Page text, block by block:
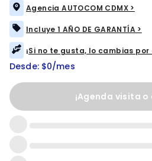
Agencia AUTOCOM CDMX >
Incluye 1 AÑO DE GARANTÍA >
¡Si no te gusta, lo cambias por
Desde: $0/mes
¡Agenda visita